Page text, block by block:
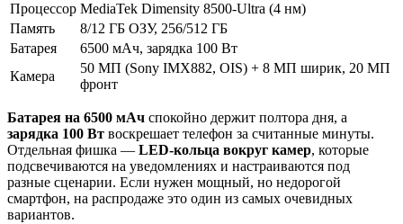
Процессор MediaTek Dimensity 8500-Ultra (4 нм)
Память
8/12 ГБ ОЗУ, 256/512 ГБ
Батарея
6500 мАч, зарядка 100 Вт
Камера
50 МП (Sony IMX882, OIS) + 8 МП ширик, 20 МП
фронт
Батарея на 6500 мАч спокойно держит полтора дня, а
зарядка 100 Вт воскрешает телефон за считанные минуты.
Отдельная фишка — LED-кольца вокруг камер, которые
подсвечиваются на уведомлениях и настраиваются под
разные сценарии. Если нужен мощный, но недорогой
смартфон, на распродаже это один из самых очевидных
вариантов.